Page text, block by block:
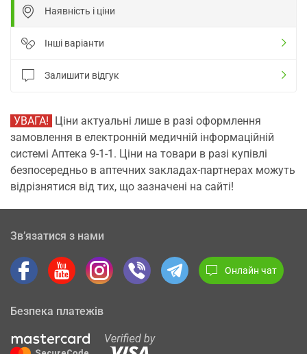
Наявність і ціни
Інші варіанти
Залишити відгук
УВАГА! Ціни актуальні лише в разі оформлення
замовлення в електронній медичній інформаційній
системі Аптека 9-1-1. Ціни на товари в разі купівлі
безпосередньо в аптечних закладах-партнерах можуть
відрізнятися від тих, що зазначені на сайті!
Зв’язатися з нами
Онлайн чат
Безпека платежів